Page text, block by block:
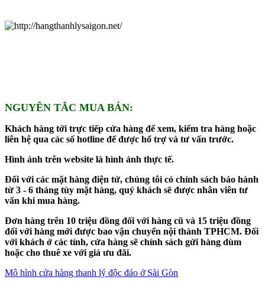
NGUYÊN TẮC MUA BÁN:
Khách hàng tới trực tiếp cửa hàng để xem, kiểm tra hàng hoặc
liên hệ qua các số hotline để được hổ trợ và tư vấn trước.
Hình ảnh trên website là hình ảnh thực tế.
Đối với các mặt hàng điện tử, chúng tôi có chính sách bảo hành
từ 3 - 6 tháng tùy mặt hàng, quý khách sẽ được nhân viên tư
vấn khi mua hàng.
Đơn hàng trên 10 triệu đồng đối với hàng cũ và 15 triệu đồng
đối với hàng mới được bao vận chuyển nội thành TPHCM. Đối
với khách ở các tỉnh, cửa hàng sẽ chính sách gửi hàng dùm
hoặc cho thuê xe với giá ưu đãi.
Mô hình cửa hàng thanh lý độc đáo ở Sài Gòn